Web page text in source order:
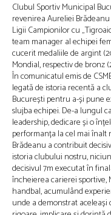
Clubul Sportiv Municipal
revenirea Aureliei
Ligii Campionilor cu
team manager al echipei
cucerit medaliile de argint
Mondial, respectiv de bronz
În comunicatul emis de
legată de istoria recentă a
București pentru a-și pune
slujba echipei. De-a lungul
leadership, dedicare și o
performanța la cel mai înalt
Brădeanu a contribuit
istoria clubului nostru,
decisivul 7m executat în
încheierea carierei sportive,
handbal, acumulând
unde a demonstrat